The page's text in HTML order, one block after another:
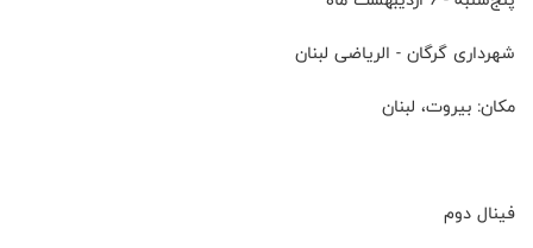
شهرداری گرگان - الریاضی لبنان
مکان: بیروت، لبنان
فینال دوم